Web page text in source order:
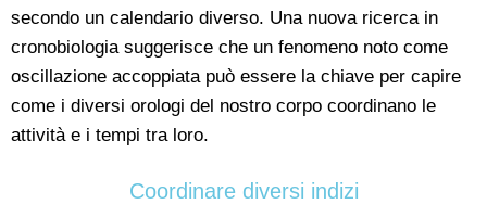
secondo un calendario diverso. Una nuova ricerca in
cronobiologia suggerisce che un fenomeno noto come
oscillazione accoppiata può essere la chiave per capire
come i diversi orologi del nostro corpo coordinano le
attività e i tempi tra loro.
Coordinare diversi indizi